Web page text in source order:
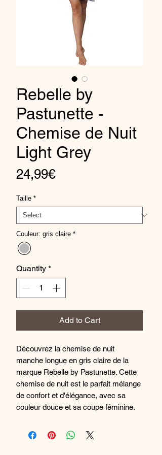
Rebelle by
Pastunette -
Chemise de Nuit
Light Grey
24,99€Price
Taille *
Couleur: gris claire *
Quantity *
Add to Cart
Découvrez la chemise de nuit
manche longue en gris claire de la
marque Rebelle by Pastunette. Cette
chemise de nuit est le parfait mélange
de confort et d'élégance, avec sa
couleur douce et sa coupe féminine.
qualité, cette chemise de nuit vous
procurera une sensation de douceur